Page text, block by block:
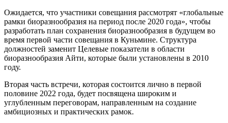
Ожидается, что участники совещания рассмотрят «глобальные
рамки биоразнообразия на период после 2020 года», чтобы
разработать план сохранения биоразнообразия в будущем во
время первой части совещания в Куньмине. Структура
должностей заменит Целевые показатели в области
биоразнообразия Айти, которые были установлены в 2010
году.
Вторая часть встречи, которая состоится лично в первой
половине 2022 года, будет посвящена широким и
углубленным переговорам, направленным на создание
амбициозных и практических рамок.